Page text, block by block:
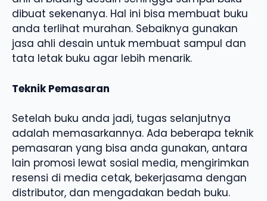
dibuat sekenanya. Hal ini bisa membuat buku
anda terlihat murahan. Sebaiknya gunakan
jasa ahli desain untuk membuat sampul dan
tata letak buku agar lebih menarik.
Teknik Pemasaran
Setelah buku anda jadi, tugas selanjutnya
adalah memasarkannya. Ada beberapa teknik
pemasaran yang bisa anda gunakan, antara
lain promosi lewat sosial media, mengirimkan
resensi di media cetak, bekerjasama dengan
distributor, dan mengadakan bedah buku.